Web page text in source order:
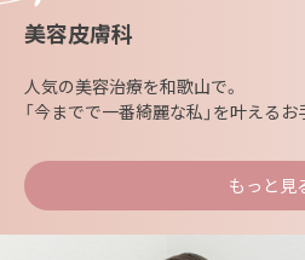
美容皮膚科
人気の美容治療を和歌山で。
「今までで一番綺麗な私」を叶えるお
もっと見